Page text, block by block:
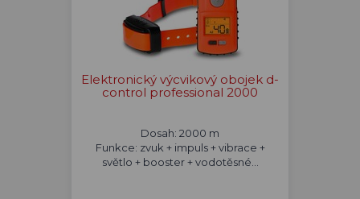
Elektronický výcvikový obojek d-
control professional 2000
Dosah: 2000 m
Funkce: zvuk + impuls + vibrace +
světlo + booster + vodotěsné...